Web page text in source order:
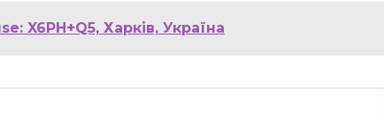
X6PH+Q5, Харків, Україна